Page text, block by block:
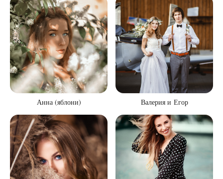
Анна (яблони) Валерия и Егор